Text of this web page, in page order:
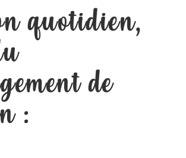
quotidien,
de
: